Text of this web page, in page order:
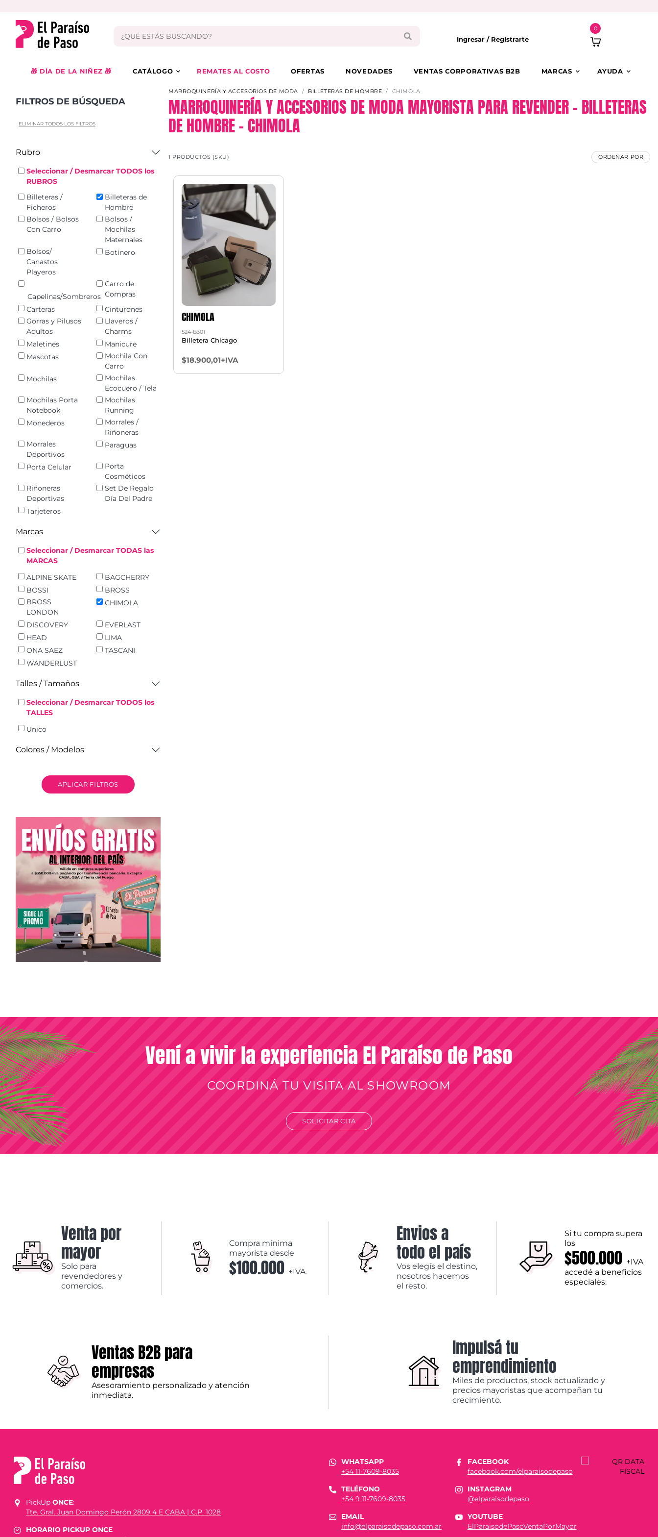
Ingresar / Registrarte
0
🎁 DÍA DE LA NIÑEZ 🎁 CATÁLOGO REMATES AL COSTO OFERTAS NOVEDADES VENTAS CORPORATIVAS B2B MARCAS AYUDA
FILTROS DE BÚSQUEDA
ELIMINAR TODOS LOS FILTROS
Rubro
Seleccionar / Desmarcar TODOS los
RUBROS
Billeteras /
Ficheros
Billeteras de
Hombre
Bolsos / Bolsos
Con Carro
Bolsos /
Mochilas
Maternales
Bolsos/
Canastos
Playeros
Botinero
Capelinas/Sombreros
Carro de
Compras
Carteras
Cinturones
Gorras y Pilusos
Adultos
Llaveros /
Charms
Maletines
Manicure
Mascotas
Mochila Con
Carro
Mochilas
Mochilas
Ecocuero / Tela
Mochilas Porta
Notebook
Mochilas
Running
Monederos
Morrales /
Riñoneras
Morrales
Deportivos
Paraguas
Porta Celular
Porta
Cosméticos
Riñoneras
Deportivas
Set De Regalo
Día Del Padre
Tarjeteros
Marcas
Seleccionar / Desmarcar TODAS las
MARCAS
ALPINE SKATE
BAGCHERRY
BOSSI
BROSS
BROSS
LONDON
CHIMOLA
DISCOVERY
EVERLAST
HEAD
LIMA
ONA SAEZ
TASCANI
WANDERLUST
Talles / Tamaños
Seleccionar / Desmarcar TODOS los
TALLES
Unico
Colores / Modelos
APLICAR FILTROS
MARROQUINERÍA Y ACCESORIOS DE MODA BILLETERAS DE HOMBRE CHIMOLA
MARROQUINERÍA Y ACCESORIOS DE MODA MAYORISTA PARA REVENDER – BILLETERAS
DE HOMBRE – CHIMOLA
1 PRODUCTOS (SKU) ORDENAR POR
CHIMOLA
524-B301
Billetera Chicago
$18.900,01+IVA
Vení a vivir la experiencia El Paraíso de Paso
COORDINÁ TU VISITA AL SHOWROOM
SOLICITAR CITA
Venta por
mayor
Solo para
revendedores y
comercios.
Compra mínima
mayorista desde
$100.000 +IVA.
Envios a
todo el país
Vos elegís el destino,
nosotros hacemos
el resto.
Si tu compra supera
los
$500.000 +IVA
accedé a beneficios
especiales.
Ventas B2B para
empresas
Asesoramiento personalizado y atención
inmediata.
Impulsá tu
emprendimiento
Miles de productos, stock actualizado y
precios mayoristas que acompañan tu
crecimiento.
PickUp ONCE:
Tte. Gral. Juan Domingo Perón 2809 4 E CABA | C.P. 1028
HORARIO PICKUP ONCE
WHATSAPP
+54 11-7609-8035
TELÉFONO
+54 9 11-7609-8035
EMAIL
info@elparaisodepaso.com.ar
FACEBOOK
facebook.com/elparaisodepaso
INSTAGRAM
@elparaisodepaso
YOUTUBE
ElParaisodePasoVentaPorMayor